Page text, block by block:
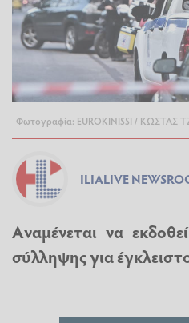
Φωτογραφία: EUROKINISSI / ΚΩΣΤΑΣ
ILIALIVE
Aναμένεται να
σύλληψης για